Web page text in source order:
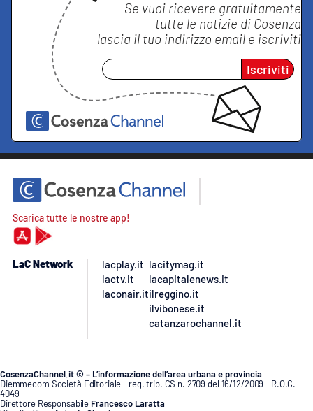
Se vuoi ricevere gratuitamente
tutte le notizie di Cosenza
lascia il tuo indirizzo email e iscriviti
Iscriviti
Scarica tutte le nostre app!
LaC Network
lacplay.it
lactv.it
laconair.it
lacitymag.it
lacapitalenews.it
ilreggino.it
ilvibonese.it
catanzarochannel.it
CosenzaChannel.it © – L’informazione dell’area urbana e provincia
Diemmecom Società Editoriale - reg. trib. CS n. 2709 del 16/12/2009 - R.O.C.
4049
Direttore Responsabile Francesco Laratta